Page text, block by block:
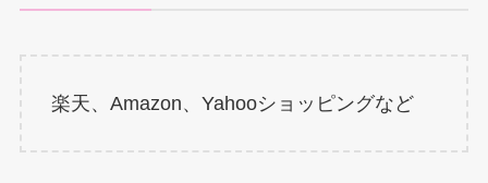
楽天、Amazon、Yahooショッピングなど